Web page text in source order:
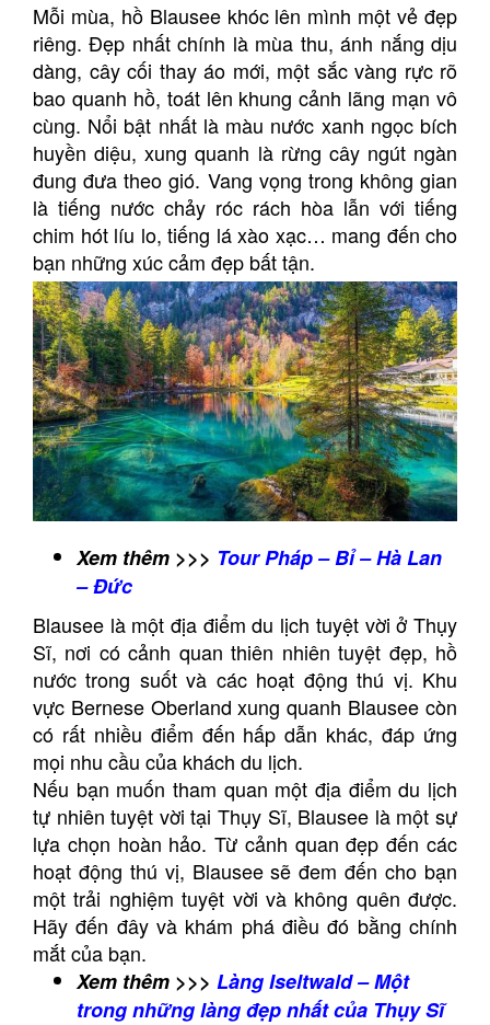
Mỗi mùa, hồ Blausee khóc lên mình một vẻ đẹp
riêng. Đẹp nhất chính là mùa thu, ánh nắng dịu
dàng, cây cối thay áo mới, một sắc vàng rực rõ
bao quanh hồ, toát lên khung cảnh lãng mạn vô
cùng. Nổi bật nhất là màu nước xanh ngọc bích
huyền diệu, xung quanh là rừng cây ngút ngàn
đung đưa theo gió. Vang vọng trong không gian
là tiếng nước chảy róc rách hòa lẫn với tiếng
chim hót líu lo, tiếng lá xào xạc… mang đến cho
bạn những xúc cảm đẹp bất tận.
Xem thêm >>> Tour Pháp – Bỉ – Hà Lan
– Đức
Blausee là một địa điểm du lịch tuyệt vời ở Thụy
Sĩ, nơi có cảnh quan thiên nhiên tuyệt đẹp, hồ
nước trong suốt và các hoạt động thú vị. Khu
vực Bernese Oberland xung quanh Blausee còn
có rất nhiều điểm đến hấp dẫn khác, đáp ứng
mọi nhu cầu của khách du lịch.
Nếu bạn muốn tham quan một địa điểm du lịch
tự nhiên tuyệt vời tại Thụy Sĩ, Blausee là một sự
lựa chọn hoàn hảo. Từ cảnh quan đẹp đến các
hoạt động thú vị, Blausee sẽ đem đến cho bạn
một trải nghiệm tuyệt vời và không quên được.
Hãy đến đây và khám phá điều đó bằng chính
mắt của bạn.
Xem thêm >>> Làng Iseltwald – Một
trong những làng đẹp nhất của Thụy Sĩ